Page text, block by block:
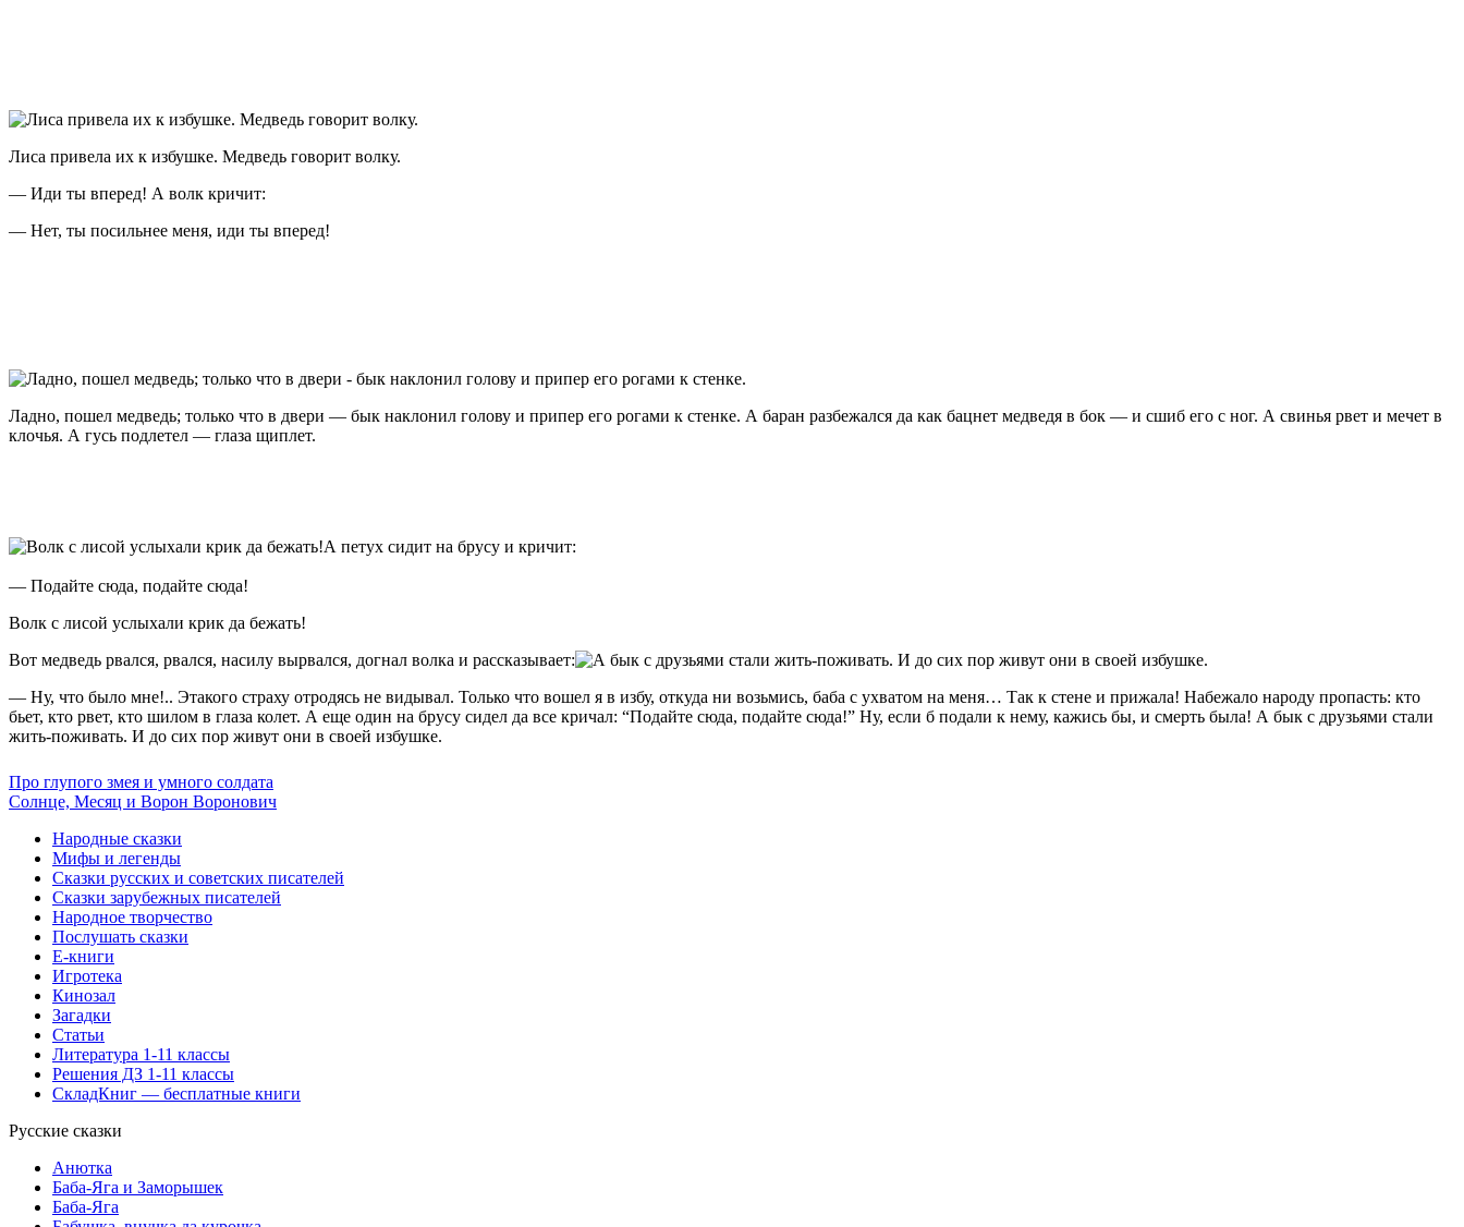
Лиса привела их к избушке. Медведь говорит волку.
— Иди ты вперед! А волк кричит:
— Нет, ты посильнее меня, иди ты вперед!
Ладно, пошел медведь; только что в двери — бык наклонил голову и припер его рогами к стенке. А баран разбежался да как бацнет медведя в бок — и сшиб его с ног. А свинья рвет и мечет в
клочья. А гусь подлетел — глаза щиплет.
А петух сидит на брусу и кричит:
— Подайте сюда, подайте сюда!
Волк с лисой услыхали крик да бежать!
Вот медведь рвался, рвался, насилу вырвался, догнал волка и рассказывает:
— Ну, что было мне!.. Этакого страху отродясь не видывал. Только что вошел я в избу, откуда ни возьмись, баба с ухватом на меня… Так к стене и прижала! Набежало народу пропасть: кто
бьет, кто рвет, кто шилом в глаза колет. А еще один на брусу сидел да все кричал: “Подайте сюда, подайте сюда!” Ну, если б подали к нему, кажись бы, и смерть была! А бык с друзьями стали
жить-поживать. И до сих пор живут они в своей избушке.
Про глупого змея и умного солдата
Солнце, Месяц и Ворон Воронович
Народные сказки
Мифы и легенды
Сказки русских и советских писателей
Сказки зарубежных писателей
Народное творчество
Послушать сказки
Е-книги
Игротека
Кинозал
Загадки
Статьи
Литература 1-11 классы
Решения ДЗ 1-11 классы
СкладКниг — бесплатные книги
Русские сказки
Анютка
Баба-Яга и Заморышек
Баба-Яга